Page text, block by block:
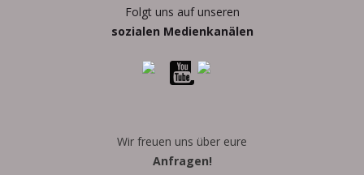
Folgt uns auf unseren
sozialen Medienkanälen
Wir freuen uns über eure
Anfragen!